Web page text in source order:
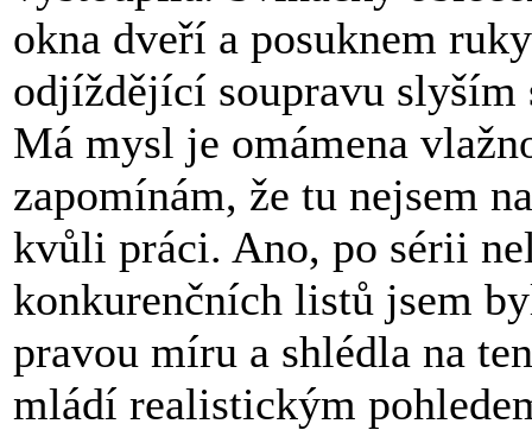
okna dveří a posuknem
odjíždějící soupravu
Má mysl je omámena
zapomínám, že tu nejsem
kvůli práci. Ano, po sérii
konkurenčních listů jsem
pravou míru a shlédla na
mládí realistickým